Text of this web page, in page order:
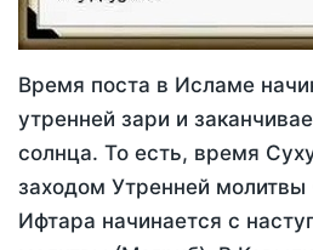
Время поста в Исламе
утренней зари и
солнца. То есть, время
заходом Утренней
Ифтара начинается с